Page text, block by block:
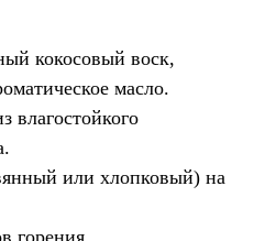
кокосовый воск,
масло.
влагостойкого
или хлопковый) на
горения